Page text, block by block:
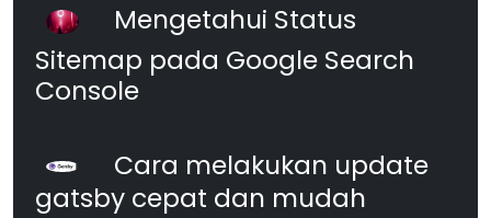
Mengetahui Status
Sitemap pada Google Search
Console
Cara melakukan update
gatsby cepat dan mudah